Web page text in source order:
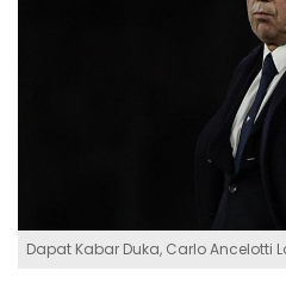
Dapat Kabar Duka, Carlo Ancelotti